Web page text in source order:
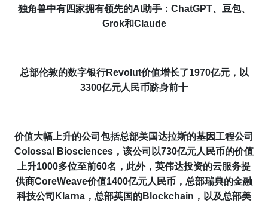
独角兽中有四家拥有领先的AI 助手：ChatGPT、 豆包、
Grok和Claude
总部伦敦的数字银行Revolut价值增长了1970亿元， 以
3300亿元人民币跻身前十
价值大幅上升的公司包括总部美国达拉斯的基因工程公司
Colossal Biosciences，该公司以730亿元人民币的价值
上升1000多位至前60名， 此外，英伟达投资的云服务提
供商CoreWeave价值1400亿元人民币 ，总部瑞典的金融
科技公司 Klarna，总部英国的Blockchain，以及总部美